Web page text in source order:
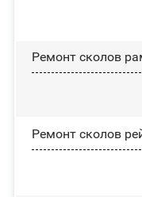
Ремонт сколов
Ремонт сколов